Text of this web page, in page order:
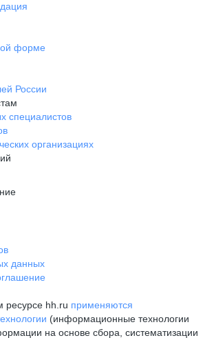
форме
России
специалистов
организациях
данных
hh.ru применяются
(информационные технологии
на основе сбора, систематизации